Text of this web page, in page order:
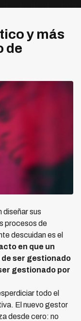
y más
de
diseñar sus
procesos de
descuidan es el
en que un
de ser gestionado
gestionado por
todo el
El nuevo gestor
desde cero: no